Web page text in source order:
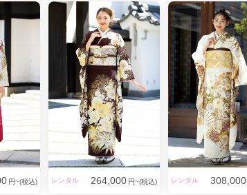
ンペーン情報
だと
２・３年前に決められます。
あるから急がなくても大丈夫。
校生
円~(税込) レンタル 264,000 円~(税込) レンタル 308,000